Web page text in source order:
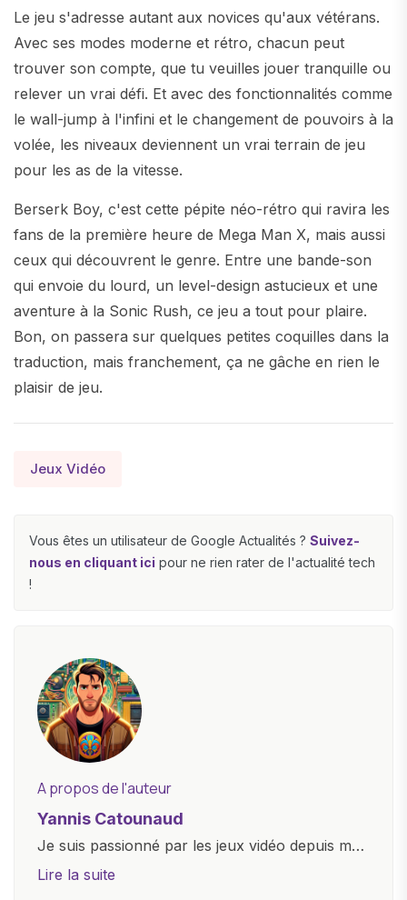
Le jeu s'adresse autant aux novices qu'aux vétérans.
Avec ses modes moderne et rétro, chacun peut
trouver son compte, que tu veuilles jouer tranquille ou
relever un vrai défi. Et avec des fonctionnalités comme
le wall-jump à l'infini et le changement de pouvoirs à la
volée, les niveaux deviennent un vrai terrain de jeu
pour les as de la vitesse.
Berserk Boy, c'est cette pépite néo-rétro qui ravira les
fans de la première heure de Mega Man X, mais aussi
ceux qui découvrent le genre. Entre une bande-son
qui envoie du lourd, un level-design astucieux et une
aventure à la Sonic Rush, ce jeu a tout pour plaire.
Bon, on passera sur quelques petites coquilles dans la
traduction, mais franchement, ça ne gâche en rien le
plaisir de jeu.
Jeux Vidéo
Vous êtes un utilisateur de Google Actualités ? Suivez-
nous en cliquant ici pour ne rien rater de l'actualité tech
!
A propos de l'auteur
Yannis Catounaud
Je suis passionné par les jeux vidéo depuis mon
plus jeune âge. Mon amour pour l'univers
Lire la suite